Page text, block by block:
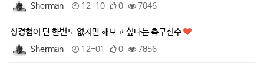
Sherman 12-10 0 7046
성경험이 단 한번도 없지만 해보고 싶다는 축구선수
Sherman 12-01 0 7856